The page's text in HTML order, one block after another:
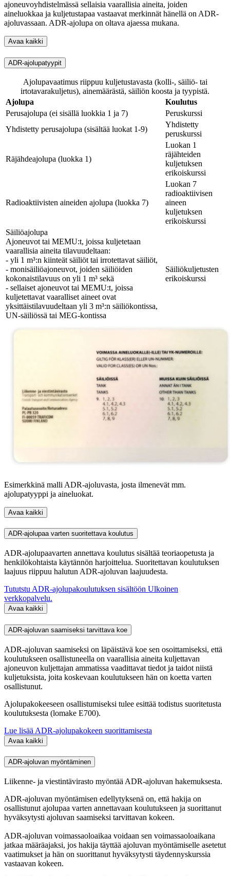
ajoneuvoyhdistelmässä sellaisia vaarallisia aineita, joiden
aineluokkaa ja kuljetustapaa vastaavat merkinnät hänellä on ADR-
ajoluvassaan. ADR-ajolupa on oltava ajaessa mukana.
Avaa kaikki
ADR-ajolupatyypit
Ajolupavaatimus riippuu kuljetustavasta (kolli-, säiliö- tai
irtotavarakuljetus), ainemäärästä, säiliön koosta ja tyypistä.
Ajolupa
Koulutus
Perusajolupa (ei sisällä luokkia 1 ja 7)
Peruskurssi
Yhdistetty perusajolupa (sisältää luokat 1-9)
Yhdistetty
peruskurssi
Räjähdeajolupa (luokka 1)
Luokan 1
räjähteiden
kuljetuksen
erikoiskurssi
Radioaktiivisten aineiden ajolupa (luokka 7)
Luokan 7
radioaktiivisen
aineen
kuljetuksen
erikoiskurssi
Säiliöajolupa
Ajoneuvot tai MEMU:t, joissa kuljetetaan
vaarallisia aineita tilavuudeltaan:
- yli 1 m³:n kiinteät säiliöt tai irrotettavat säiliöt,
- monisäiliöajoneuvot, joiden säiliöiden
kokonaistilavuus on yli 1 m³ sekä
- sellaiset ajoneuvot tai MEMU:t, joissa
kuljetettavat vaaralliset aineet ovat
yksittäistilavuudeltaan yli 3 m³:n säiliökontissa,
UN-säiliössä tai MEG-kontissa
Säiliökuljetusten
erikoiskurssi
Esimerkkinä malli ADR-ajoluvasta, josta ilmenevät mm.
ajolupatyyppi ja aineluokat.
Avaa kaikki
ADR-ajolupaa varten suoritettava koulutus
ADR-ajolupaavarten annettava koulutus sisältää teoriaopetusta ja
henkilökohtaista käytännön harjoittelua. Suoritettavan koulutuksen
laajuus riippuu halutun ADR-ajoluvan laajuudesta.
Tututstu ADR-ajolupakoulutuksen sisältöön Ulkoinen
verkkopalvelu.
Avaa kaikki
ADR-ajoluvan saamiseksi tarvittava koe
ADR-ajoluvan saamiseksi on läpäistävä koe sen osoittamiseksi, että
koulutukseen osallistuneella on vaarallisia aineita kuljettavan
ajoneuvon kuljettajan ammatissa vaadittavat tiedot ja taidot niistä
kuljetuksista, joita koskevaan koulutukseen hän on koetta varten
osallistunut.
Ajolupakokeeseen osallistumiseksi tulee esittää todistus suoritetusta
koulutuksesta (lomake E700).
Lue lisää ADR-ajolupakokeen suorittamisesta
Avaa kaikki
ADR-ajoluvan myöntäminen
Liikenne- ja viestintävirasto myöntää ADR-ajoluvan hakemuksesta.
ADR-ajoluvan myöntämisen edellytyksenä on, että hakija on
osallistunut ajolupaa varten annettavaan koulutukseen ja suorittanut
hyväksytysti ajoluvan saamiseksi tarvittavan kokeen.
ADR-ajoluvan voimassaoloaikaa voidaan sen voimassaoloaikana
jatkaa määräajaksi, jos hakija täyttää ajoluvan myöntämiselle asetetut
vaatimukset ja hän on suorittanut hyväksytysti täydennyskurssia
vastaavan kokeen.